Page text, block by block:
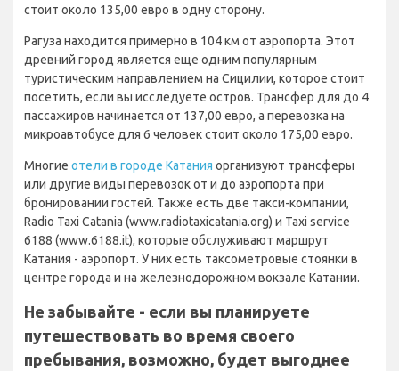
стоит около 135,00 евро в одну сторону.
Рагуза находится примерно в 104 км от аэропорта. Этот
древний город является еще одним популярным
туристическим направлением на Сицилии, которое стоит
посетить, если вы исследуете остров. Трансфер для до 4
пассажиров начинается от 137,00 евро, а перевозка на
микроавтобусе для 6 человек стоит около 175,00 евро.
Многие отели в городе Катания организуют трансферы
или другие виды перевозок от и до аэропорта при
бронировании гостей. Также есть две такси-компании,
Radio Taxi Catania (www.radiotaxicatania.org) и Taxi service
6188 (www.6188.it), которые обслуживают маршрут
Катания - аэропорт. У них есть таксометровые стоянки в
центре города и на железнодорожном вокзале Катании.
Не забывайте - если вы планируете
путешествовать во время своего
пребывания, возможно, будет выгоднее